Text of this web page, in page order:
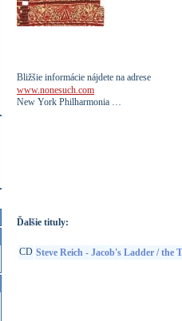
Bližšie informácie nájdete na adrese
www.nonesuch.com
New York Philharmonia …
Ďalšie tituly:
CD Steve Reich - Jacob's Ladder / the